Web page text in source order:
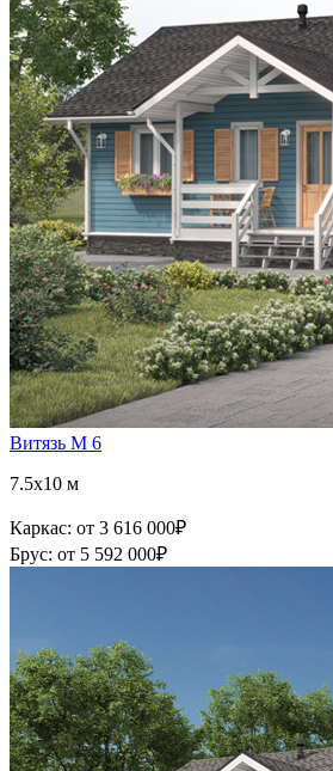
Витязь М 6
7.5x10 м
Каркас: от 3 616 000₽
Брус: от 5 592 000₽